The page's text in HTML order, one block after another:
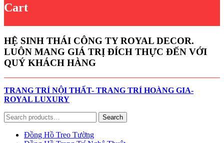
Cart
HỆ SINH THÁI CÔNG TY ROYAL DECOR.
LUÔN MANG GIÁ TRỊ ĐÍCH THỰC ĐẾN VỚI
QUÝ KHÁCH HÀNG
TRANG TRÍ NỘI THẤT- TRANG TRÍ HOÀNG GIA-
ROYAL LUXURY
Search
for:
Search
Đồng Hồ Treo Tường